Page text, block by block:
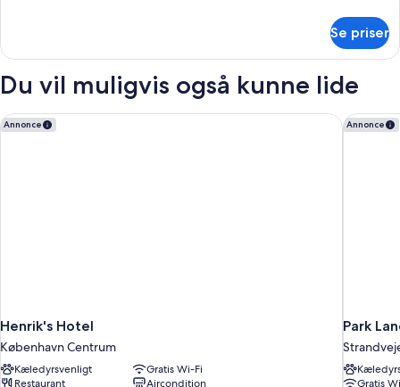
Plus
Se priser
Du vil muligvis også kunne lide
Annonce
Henrik's Hotel
København Centrum
Kæledyrsvenligt
Gratis Wi-Fi
Restaurant
Aircondition
Henrik's Hotel Annonce
Park
Gratis
Park